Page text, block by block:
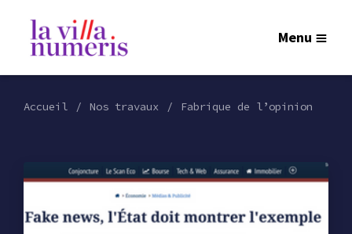
Menu
Accueil Nos travaux Fabrique de l’opinion